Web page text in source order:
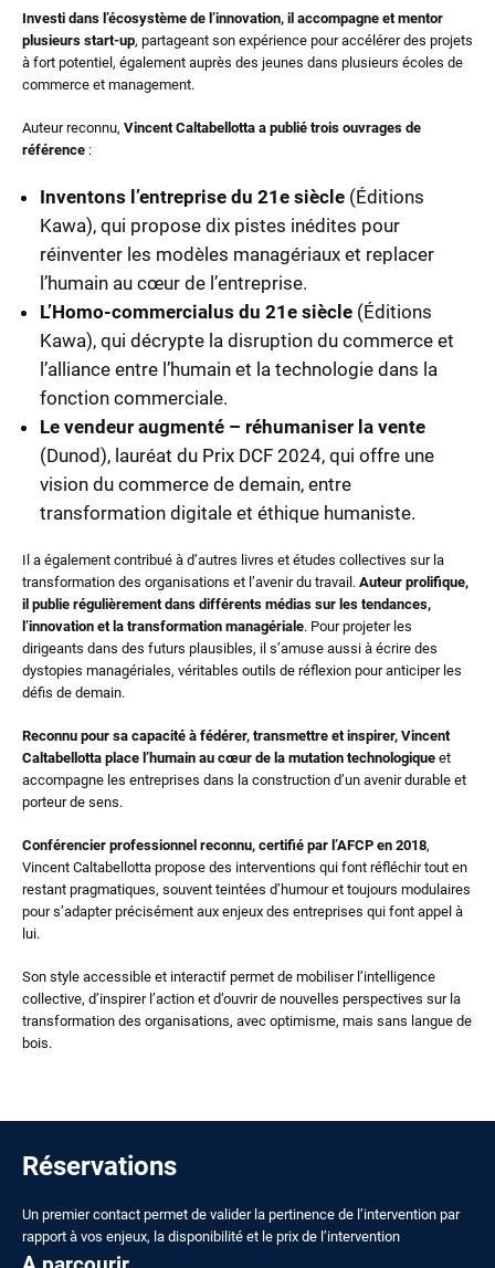
Investi dans l’écosystème de l’innovation, il accompagne et mentor
plusieurs start-up, partageant son expérience pour accélérer des projets
à fort potentiel, également auprès des jeunes dans plusieurs écoles de
commerce et management.
Auteur reconnu, Vincent Caltabellotta a publié trois ouvrages de
référence :
Inventons l’entreprise du 21e siècle (Éditions
Kawa), qui propose dix pistes inédites pour
réinventer les modèles managériaux et replacer
l’humain au cœur de l’entreprise.
L’Homo-commercialus du 21e siècle (Éditions
Kawa), qui décrypte la disruption du commerce et
l’alliance entre l’humain et la technologie dans la
fonction commerciale.
Le vendeur augmenté – réhumaniser la vente
(Dunod), lauréat du Prix DCF 2024, qui offre une
vision du commerce de demain, entre
transformation digitale et éthique humaniste.
Il a également contribué à d’autres livres et études collectives sur la
transformation des organisations et l’avenir du travail. Auteur prolifique,
il publie régulièrement dans différents médias sur les tendances,
l’innovation et la transformation managériale. Pour projeter les
dirigeants dans des futurs plausibles, il s’amuse aussi à écrire des
dystopies managériales, véritables outils de réflexion pour anticiper les
défis de demain.
Reconnu pour sa capacité à fédérer, transmettre et inspirer, Vincent
Caltabellotta place l’humain au cœur de la mutation technologique et
accompagne les entreprises dans la construction d’un avenir durable et
porteur de sens.
Conférencier professionnel reconnu, certifié par l’AFCP en 2018,
Vincent Caltabellotta propose des interventions qui font réfléchir tout en
restant pragmatiques, souvent teintées d’humour et toujours modulaires
pour s’adapter précisément aux enjeux des entreprises qui font appel à
lui.
Son style accessible et interactif permet de mobiliser l’intelligence
collective, d’inspirer l’action et d’ouvrir de nouvelles perspectives sur la
transformation des organisations, avec optimisme, mais sans langue de
bois.
Réservations
Un premier contact permet de valider la pertinence de l’intervention par
rapport à vos enjeux, la disponibilité et le prix de l’intervention